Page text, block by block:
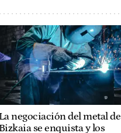
La negociación del metal de
Bizkaia se enquista y los